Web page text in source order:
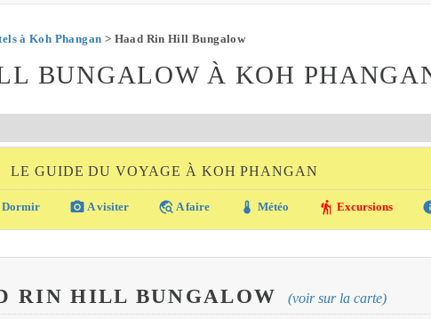
à Koh Phangan > Haad Rin Hill Bungalow
BUNGALOW À KOH
LE GUIDE DU VOYAGE À KOH PHANGAN
Dormir photo_camera A visiter travel_explore A faire thermostat Météo hiking Excursions
RIN HILL BUNGALOW (voir sur la carte)